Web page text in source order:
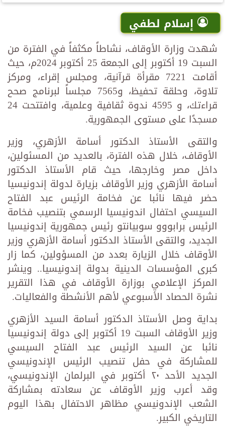
إسلام لطفي
شهدت وزارة الأوقاف، نشاطاً مكثفاً في الفترة من
السبت 19 أكتوبر إلى الجمعة 25 أكتوبر 2024م، حيث
أقامت 7221 مقرأة قرآنية، ومجلس إقراء، ومركز
تلاوة، وحلقة تحفيظ، و7565 مجلساً لبرنامج صحح
قراءتك، و 4595 ندوة ثقافية وعلمية، وافتتحت 24
مسجدًا على مستوى الجمهورية.
والتقى الأستاذ الدكتور أسامة الأزهري، وزير
الأوقاف، خلال هذه الفترة، بالعديد من المسئولين،
داخل مصر وخارجها، حيث قام الأستاذ الدكتور
أسامة الأزهري وزير الأوقاف بزيارة لدولة إندونيسيا
حضر فيها نائبا عن فخامة الرئيس عبد الفتاح
السيسي احتفال اندونيسيا الرسمي بتنصيب فخامة
الرئيس برابووو سوبيانتو رئيس جمهورية إندونيسيا
الجديد، والتقى الأستاذ الدكتور أسامة الأزهري وزير
الأوقاف خلال الزيارة بعدد من المسؤولين، كما زار
كبرى المؤسسات الدينية بدولة إندونيسيا.. وينشر
المركز الإعلامي بوزارة الأوقاف في هذا التقرير
نشرة الحصاد الأسبوعي لأهم الأنشطة والفعاليات.
بداية وصل الأستاذ الدكتور أسامة السيد الأزهري
وزير الأوقاف السبت 19 أكتوبر إلى دولة إندونيسيا
نائبا عن السيد الرئيس عبد الفتاح السيسي
للمشاركة في حفل تنصيب الرئيس الإندونيسي
الجديد الأحد ٢٠ أكتوبر في البرلمان الإندونيسي،
وقد أعرب وزير الأوقاف عن سعادته بمشاركة
الشعب الإندونيسي مظاهر الاحتفال بهذا اليوم
التاريخي الكبير.